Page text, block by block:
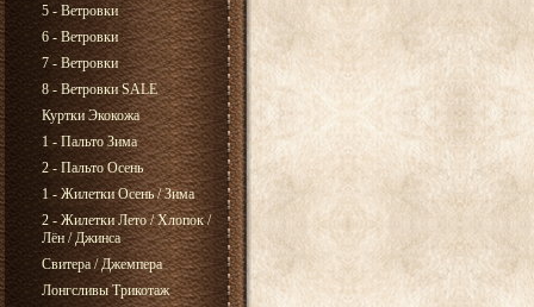
5 - Ветровки
6 - Ветровки
7 - Ветровки
8 - Ветровки SALE
Куртки Экокожа
1 - Пальто Зима
2 - Пальто Осень
1 - Жилетки Осень / Зима
2 - Жилетки Лето / Хлопок /
Лён / Джинса
Свитера / Джемпера
Лонгсливы Трикотаж